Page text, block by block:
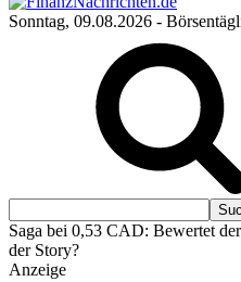
Sonntag, 09.08.2026 -
Saga bei 0,53 CAD: Bewertet
der Story?
Anzeige